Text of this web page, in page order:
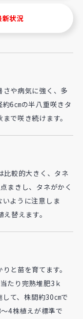
状況
さや病気に強く、多
6㎝の半八重咲きタ
で咲き続けます。
較的大きく、タネ
まきし、タネがかく
ように注意しま
替えます。
と苗を育てます。
たり完熟堆肥3ｋ
て、株間約30㎝で
4株植えが標準で